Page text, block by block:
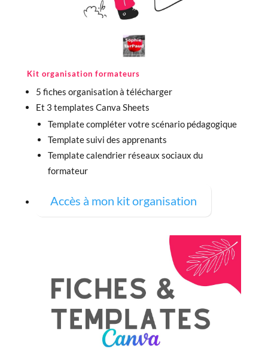
Kit organisation formateurs
5 fiches organisation à télécharger
Et 3 templates Canva Sheets
Template compléter votre scénario pédagogique
Template suivi des apprenants
Template calendrier réseaux sociaux du
formateur
Accès à mon kit organisation